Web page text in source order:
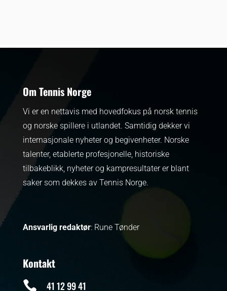
Om Tennis Norge
Vi er en nettavis med hovedfokus på norsk tennis
og norske spillere i utlandet. Samtidig dekker vi
internasjonale nyheter og begivenheter. Norske
talenter, etablerte profesjonelle, historiske
tilbakeblikk, nyheter og kampresultater er blant
saker som dekkes av Tennis Norge.
Ansvarlig redaktør: Rune Tønder
Kontakt
 41 12 99 41